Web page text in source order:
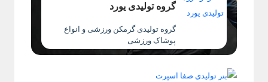
گروه تولیدی یورد
گروه تولیدی گرمکن ورزشی و انواع
پوشاک ورزشی